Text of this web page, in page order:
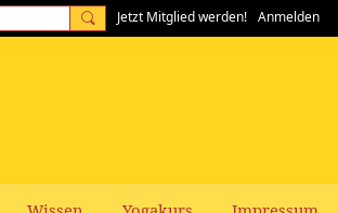
Jetzt Mitglied werden! Anmelden